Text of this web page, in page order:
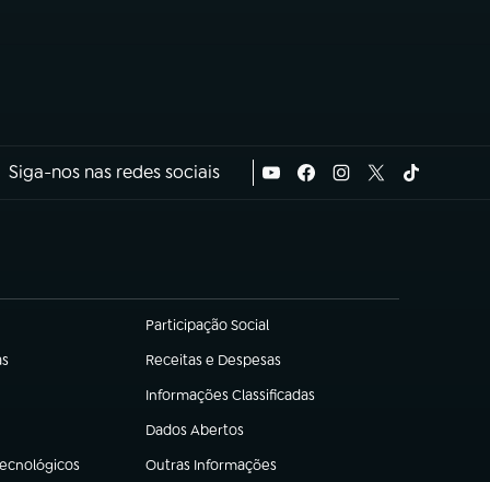
Siga-nos nas redes sociais
Participação Social
(abre em nova aba)
Receitas e Despesas
(abre em nova aba)
Informações Classificadas
(abre em nova aba)
Dados Abertos
(abre em nova aba)
Outras Informações
(abre em nova aba)